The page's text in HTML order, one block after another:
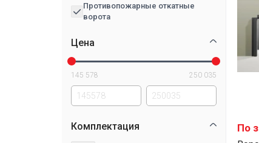
Противопожарные откатные
ворота
Цена
145 578 250 035
Комплектация По